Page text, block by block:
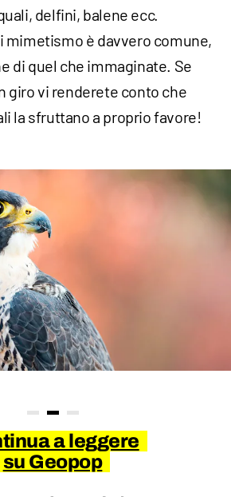
delfini, balene ecc.
mimetismo è davvero comune,
di quel che immaginate. Se
giro vi renderete conto che
la sfruttano a proprio favore!
a leggere
su Geopop